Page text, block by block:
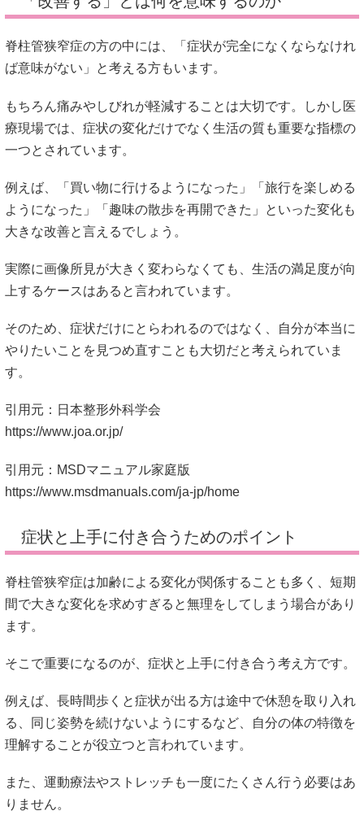
脊柱管狭窄症の方の中には、「症状が完全になくならなけれ
ば意味がない」と考える方もいます。
もちろん痛みやしびれが軽減することは大切です。しかし医
療現場では、症状の変化だけでなく生活の質も重要な指標の
一つとされています。
例えば、「買い物に行けるようになった」「旅行を楽しめる
ようになった」「趣味の散歩を再開できた」といった変化も
大きな改善と言えるでしょう。
実際に画像所見が大きく変わらなくても、生活の満足度が向
上するケースはあると言われています。
そのため、症状だけにとらわれるのではなく、自分が本当に
やりたいことを見つめ直すことも大切だと考えられていま
す。
引用元：日本整形外科学会
https://www.joa.or.jp/
引用元：MSDマニュアル家庭版
https://www.msdmanuals.com/ja-jp/home
症状と上手に付き合うためのポイント
脊柱管狭窄症は加齢による変化が関係することも多く、短期
間で大きな変化を求めすぎると無理をしてしまう場合があり
ます。
そこで重要になるのが、症状と上手に付き合う考え方です。
例えば、長時間歩くと症状が出る方は途中で休憩を取り入れ
る、同じ姿勢を続けないようにするなど、自分の体の特徴を
理解することが役立つと言われています。
また、運動療法やストレッチも一度にたくさん行う必要はあ
りません。